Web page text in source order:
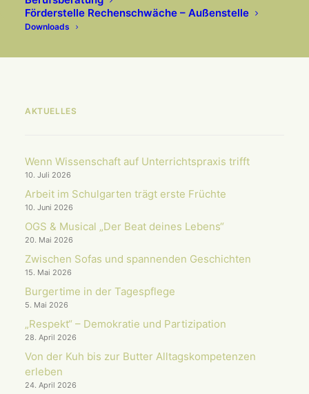
Förderstelle Rechenschwäche – Außenstelle
Downloads
AKTUELLES
Wenn Wissenschaft auf Unterrichts­praxis trifft
10. Juli 2026
Arbeit im Schulgarten trägt erste Früchte
10. Juni 2026
OGS & Musical „Der Beat deines Lebens“
20. Mai 2026
Zwischen Sofas und spannenden Geschichten
15. Mai 2026
Burgertime in der Tagespflege
5. Mai 2026
„Respekt“ – Demokratie und Partizipation
28. April 2026
Von der Kuh bis zur Butter Alltagskompetenzen
erleben
24. April 2026